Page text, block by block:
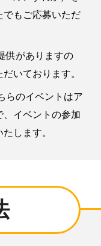
でもご応募いただ
供がありますの
いております。
らのイベントはア
、イベントの参加
します。